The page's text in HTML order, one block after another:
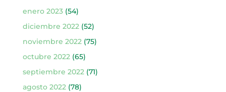
enero 2023(54)
diciembre 2022 (52)
noviembre 2022 (75)
octubre 2022 (65)
septiembre 2022 (71)
agosto 2022 (78)